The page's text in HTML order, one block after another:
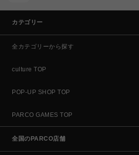
カテゴリー
全カテゴリーから探す
culture TOP
POP-UP SHOP TOP
PARCO GAMES TOP
全国のPARCO店舗